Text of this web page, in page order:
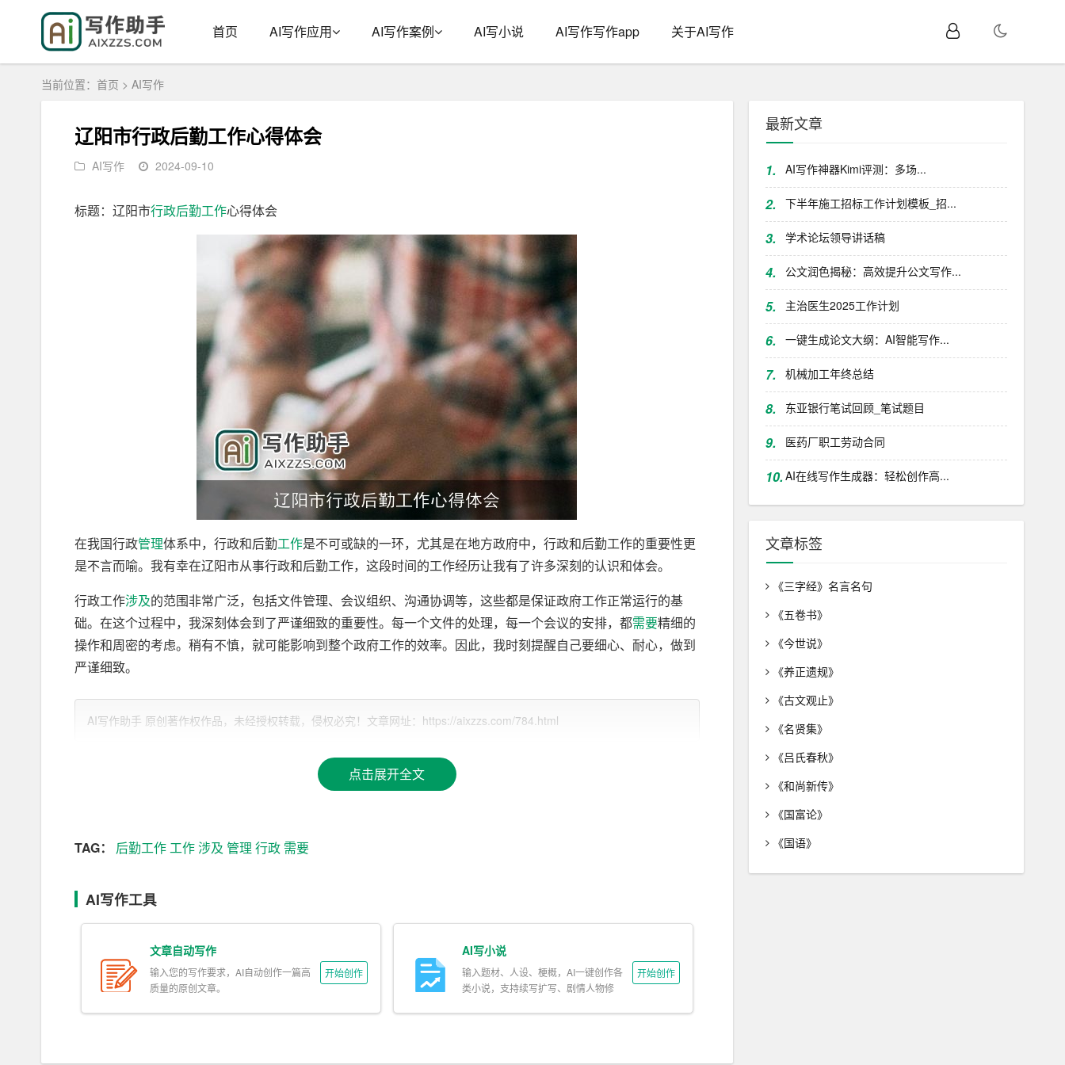
首页 AI写作应用 AI写作案例 AI写小说 AI写作写作app 关于AI写作
当前位置： 首页 > AI写作
辽阳市行政后勤工作心得体会
AI写作 2024-09-10
标题：辽阳市行政后勤工作心得体会
在我国行政管理体系中，行政和后勤工作是不可或缺的一环，尤其是在地方政府中，行政和后勤工作的重要性更
是不言而喻。我有幸在辽阳市从事行政和后勤工作，这段时间的工作经历让我有了许多深刻的认识和体会。
行政工作涉及的范围非常广泛，包括文件管理、会议组织、沟通协调等，这些都是保证政府工作正常运行的基
础。在这个过程中，我深刻体会到了严谨细致的重要性。每一个文件的处理，每一个会议的安排，都需要精细的
操作和周密的考虑。稍有不慎，就可能影响到整个政府工作的效率。因此，我时刻提醒自己要细心、耐心，做到
严谨细致。
在沟通协调方面，我也有了更深的体会。政府工作涉及到各个部门，只有做到沟通协调到位，才能保证工作的顺
利进行。我学会了如何与不同的人沟通，如何处理各种复杂的问题。这不仅需要智慧，更需要一颗平和的心态。
后勤工作则是行政工作的重要组成部分，涉及到工作人员的日常生活和工作环境。我负责的后勤工作包括食堂管
理、宿舍管理、环境卫生等。在这个过程中，我深刻体会到了服务的重要性。我们要服务的不仅仅是工作人员，
这段时间里，我也深刻体会到了团队合作的重要性。行政和后勤工作是一个整体，需要大家齐心协力，共同完
成。在这个过程中，我学会了如何与人合作，如何处理团队中的问题。
总的来说，这段时间里，我在行政和后勤工作中得到了很多锻炼，也学到了很多知识。我会把这些经验和教训应
AI写作助手 原创著作权作品，未经授权转载，侵权必究！文章网址：https://aixzzs.com/784.html
点击展开全文
TAG： 后勤工作工作涉及 管理 行政 需要
AI写作工具
文章自动写作
输入您的写作要求，AI自动创作一篇高
质量的原创文章。
开始创作
AI写小说
输入题材、人设、梗概，AI一键创作各
类小说，支持续写扩写、剧情人物修
开始创作
最新文章
1. AI写作神器Kimi评测：多场...
2. 下半年施工招标工作计划模板_招...
3. 学术论坛领导讲话稿
4. 公文润色揭秘：高效提升公文写作...
5. 主治医生2025工作计划
6. 一键生成论文大纲：AI智能写作...
7. 机械加工年终总结
8. 东亚银行笔试回顾_笔试题目
9. 医药厂职工劳动合同
10.AI在线写作生成器：轻松创作高...
文章标签
《三字经》名言名句
《五卷书》
《今世说》
《养正遗规》
《古文观止》
《名贤集》
《吕氏春秋》
《和尚新传》
《国富论》
《国语》